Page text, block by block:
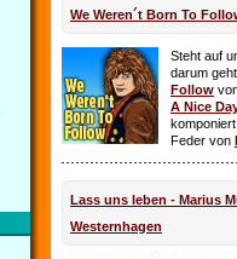
We Weren´t Born To
Steht auf
darum
Follow
A Nice
Feder von
Lass uns leben - Marius
Westernhagen